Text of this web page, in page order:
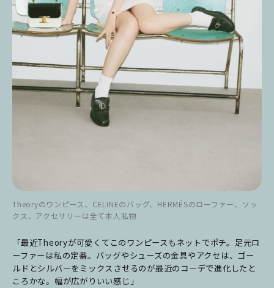
Theoryのワンピース、CELINEのバッグ、HERMÉSのローファー、ソッ
クス、アクセサリーは全て本人私物
「最近Theoryが可愛くてこのワンピースもネットでポチ。足元ロ
ーファーは私の定番。バッグやシューズの金具やアクセは、ゴー
ルドとシルバーをミックスさせるのが最近のコーデで進化したと
ころかな。幅が広がりいい感じ」